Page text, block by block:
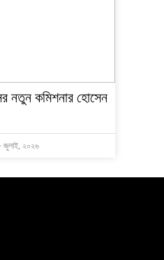
নতুন কমিশনার হোসেন
জুলাই, ২০২৬